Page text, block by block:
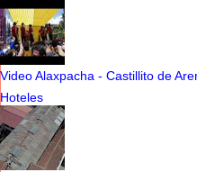
Video Alaxpacha - Castillito de
Hoteles